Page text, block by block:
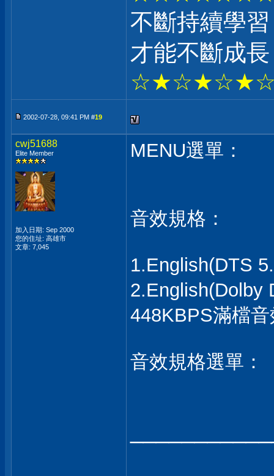
不斷持續學
才能不斷成
2002-07-28, 09:41 PM #19
cwj51688
Elite Member
加入日期: Sep 2000
您的住址: 高雄市
文章: 7,045
MENU選單：
音效規格：
1.English(DTS
2.English(Dolby
448KBPS滿檔
音效規格選單：